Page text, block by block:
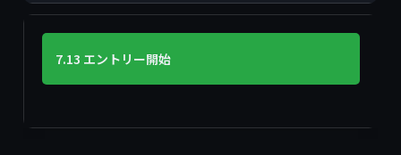
7.13 エントリー開始